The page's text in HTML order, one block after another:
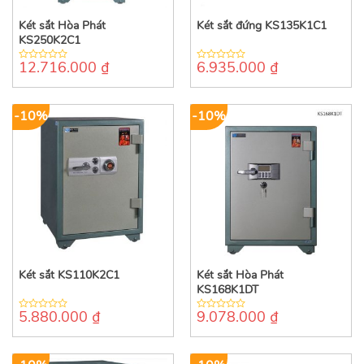
Két sắt Hòa Phát
KS250K2C1
0
of
12.716.000 ₫
Két sắt đứng KS135K1C1
0
of
6.935.000 ₫
-10%
Két sắt KS110K2C1
0
of
5.880.000 ₫
-10%
Két sắt Hòa Phát
KS168K1DT
0
of
9.078.000 ₫